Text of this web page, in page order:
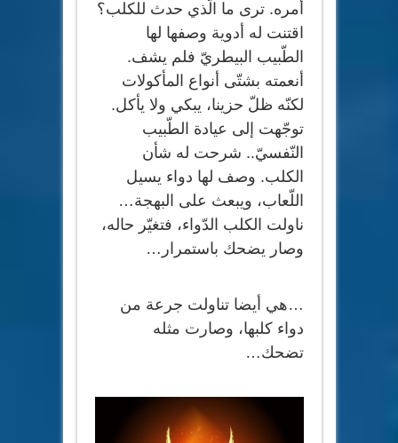
أمره. ترى ما الّذي حدث للكلب؟
اقتنت له أدوية وصفها لها
الطّبيب البيطريّ فلم يشف.
أنعمته بشتّى أنواع المأكولات
لكنّه ظلّ حزينا، يبكي ولا يأكل.
توجّهت إلى عيادة الطّبيب
النّفسيّ.. شرحت له شأن
الكلب. وصف لها دواء يسيل
اللّعاب، ويبعث على البهجة…
ناولت الكلب الدّواء، فتغيّر حاله،
وصار يضحك باستمرار…
…هي أيضا تناولت جرعة من
دواء كلبها، وصارت مثله
تضحك…